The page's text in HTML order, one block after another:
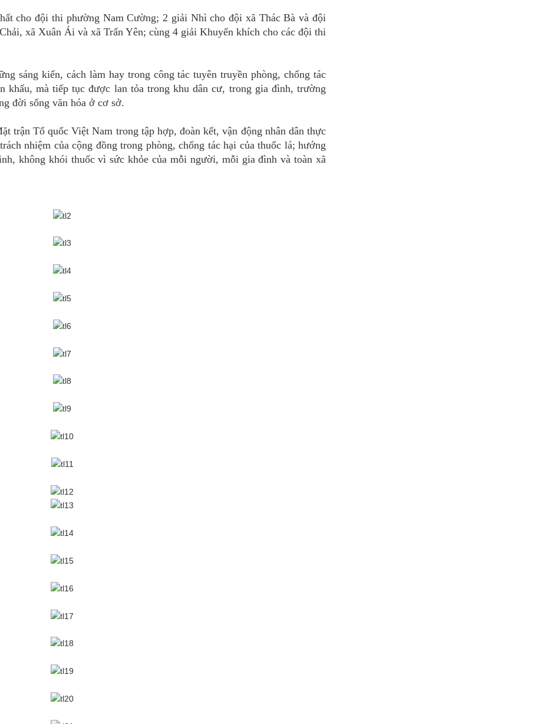
cho đội thi phường Nam Cường; 2 giải Nhì cho đội xã Thác Bà và đội
xã Xuân Ái và xã Trấn Yên; cùng 4 giải Khuyến khích cho các đội thi
sáng kiến, cách làm hay trong công tác tuyên truyền phòng, chống tác
khấu, mà tiếp tục được lan tỏa trong khu dân cư, trong gia đình, trường
đời sống văn hóa ở cơ sở.
trận Tổ quốc Việt Nam trong tập hợp, đoàn kết, vận động nhân dân thực
nhiệm của cộng đồng trong phòng, chống tác hại của thuốc lá; hướng
không khói thuốc vì sức khỏe của mỗi người, mỗi gia đình và toàn xã